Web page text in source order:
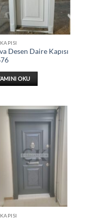
Desen Daire Kapısı
OKU